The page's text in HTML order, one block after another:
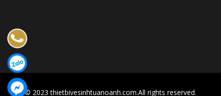
© 2023 thietbivesinhtuanoanh.com.All rights reserved.